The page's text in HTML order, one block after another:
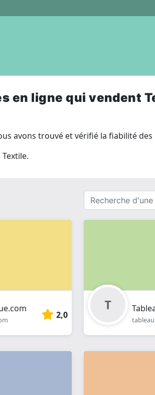
en ligne qui vendent
avons trouvé et vérifié la fiabilité
Recherche
d'une
boutique
2,0